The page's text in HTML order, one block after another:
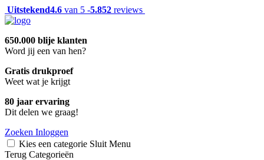
Uitstekend4.6 van 5 -5.852 reviews
650.000 blije klanten
Word jij een van hen?
Gratis drukproef
Weet wat je krijgt
80 jaar ervaring
Dit delen we graag!
Zoeken Inloggen
Kies een categorie Sluit Menu
Terug Categorieën